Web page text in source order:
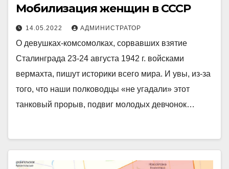
Мобилизация женщин в СССР
14.05.2022 АДМИНИСТРАТОР
О девушках-комсомолках, сорвавших взятие
Сталинграда 23-24 августа 1942 г. войсками
вермахта, пишут историки всего мира. И увы, из-за
того, что наши полководцы «не угадали» этот
танковый прорыв, подвиг молодых девчонок…